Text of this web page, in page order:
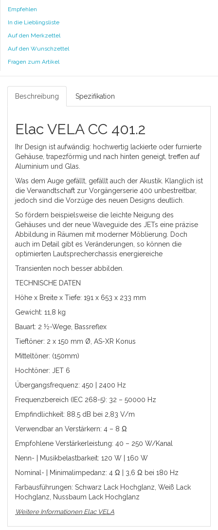
Empfehlen
In die Lieblingsliste
Auf den Merkzettel
Auf den Wunschzettel
Fragen zum Artikel
Beschreibung Spezifikation
Elac VELA CC 401.2
Ihr Design ist aufwändig: hochwertig lackierte oder furnierte
Gehäuse, trapezförmig und nach hinten geneigt, treffen auf
Aluminium und Glas.
Was dem Auge gefällt, gefällt auch der Akustik. Klanglich ist
die Verwandtschaft zur Vorgängerserie 400 unbestreitbar,
jedoch sind die Vorzüge des neuen Designs deutlich.
So fördern beispielsweise die leichte Neigung des
Gehäuses und der neue Waveguide des JETs eine präzise
Abbildung in Räumen mit moderner Möblierung. Doch
auch im Detail gibt es Veränderungen, so können die
optimierten Lautsprecherchassis energiereiche
Transienten noch besser abbilden.
TECHNISCHE DATEN
Höhe x Breite x Tiefe: 191 x 653 x 233 mm
Gewicht: 11,8 kg
Bauart: 2 ½-Wege, Bassreflex
Tieftöner: 2 x 150 mm Ø, AS-XR Konus
Mitteltöner: (150mm)
Hochtöner: JET 6
Übergangsfrequenz: 450 | 2400 Hz
Frequenzbereich (IEC 268-5): 32 – 50000 Hz
Empfindlichkeit: 88.5 dB bei 2,83 V/m
Verwendbar an Verstärkern: 4 – 8 Ω
Empfohlene Verstärkerleistung: 40 – 250 W/Kanal
Nenn- | Musikbelastbarkeit: 120 W | 160 W
Nominal- | Minimalimpedanz: 4 Ω | 3,6 Ω bei 180 Hz
Farbausführungen: Schwarz Lack Hochglanz, Weiß Lack
Hochglanz, Nussbaum Lack Hochglanz
Weitere Informationen Elac VELA